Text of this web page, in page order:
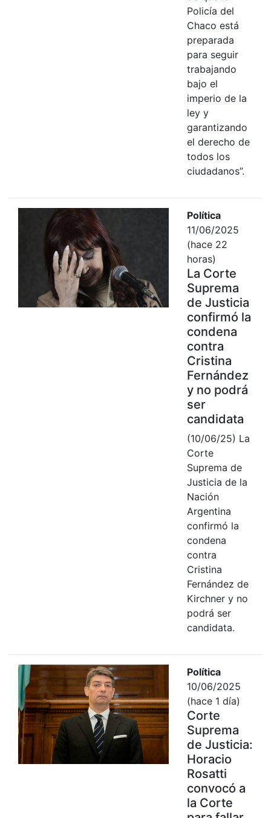
Policía del
Chaco está
preparada
para seguir
trabajando
bajo el
imperio de la
ley y
garantizando
el derecho de
todos los
ciudadanos”.
Política
11/06/2025
(hace 22
horas)
La Corte
Suprema
de Justicia
confirmó la
condena
contra
Cristina
Fernández
y no podrá
ser
candidata
(10/06/25) La
Corte
Suprema de
Justicia de la
Nación
Argentina
confirmó la
condena
contra
Cristina
Fernández de
Kirchner y no
podrá ser
candidata.
Política
10/06/2025
(hace 1 día)
Corte
Suprema
de Justicia:
Horacio
Rosatti
convocó a
la Corte